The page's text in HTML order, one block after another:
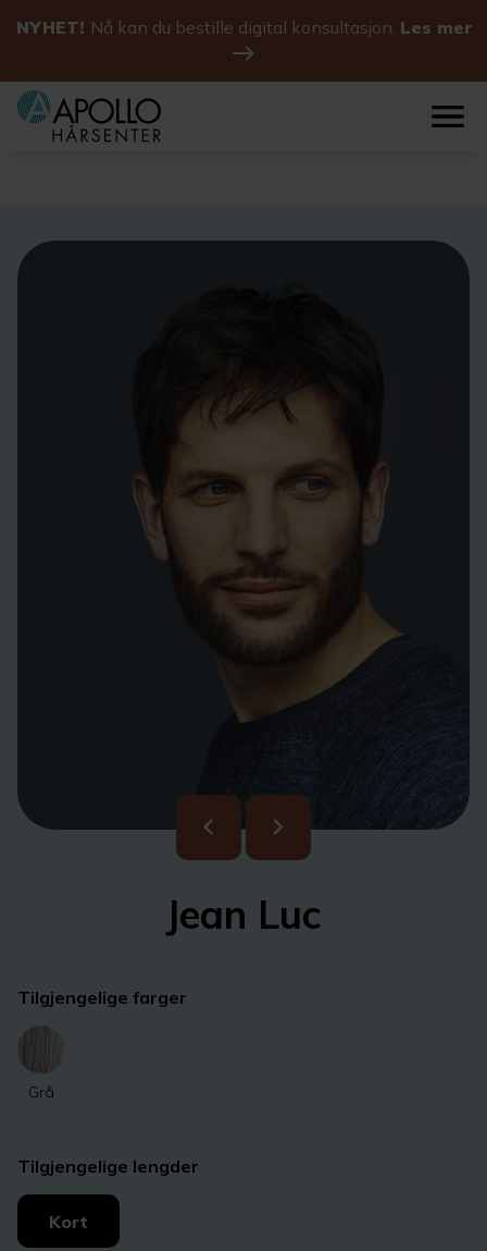
NYHET! Nå kan du bestille digital konsultasjon. Les mer
Jean Luc
Tilgjengelige farger
Grå
Tilgjengelige lengder
Kort